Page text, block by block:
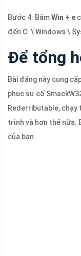
Bước 4: BấmWin + e
đến C: \ Windows \
Để tổng
Bài đăng này cung
phục sự cố
Rederributable,
trình và hơn thế nữa.
của bạn.